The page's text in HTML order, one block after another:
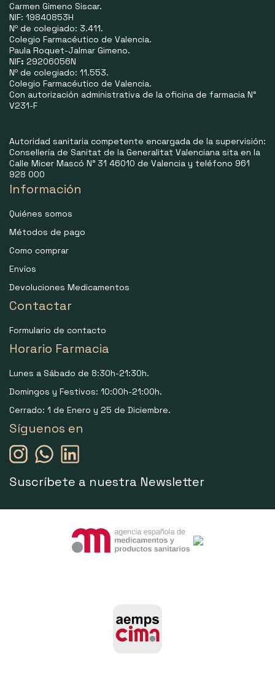
Carmen Gimeno Siscar.
NIF: 19840853H
Nº de colegiado: 3.411.
Colegio Farmacéutico de Valencia.
Paula Roquet-Jalmar Gimeno.
NIF: 29206056N
Nº de colegiado: 11.553.
Colegio Farmacéutico de Valencia.
Con autorización administrativa de la oficina de farmacia N°
V231-F
Autoridad sanitaria competente encargada de la supervisión:
Consellería de Sanitat de la Generalitat Valenciana sita en la
Calle Micer Mascó N° 31 46010 de Valencia y teléfono 961
928 000
Información
Quiénes somos
Métodos de pago
Como comprar
Envíos
Devoluciones Medicamentos
Contactar
Formulario de contacto
Horario Farmacia
Lunes a Sábado de 8:30h-21:30h.
Domingos y Festivos: 10:00h-21:00h.
Cerrado: 1 de Enero y 25 de Diciembre.
Síguenos en
Suscríbete a nuestra Newsletter